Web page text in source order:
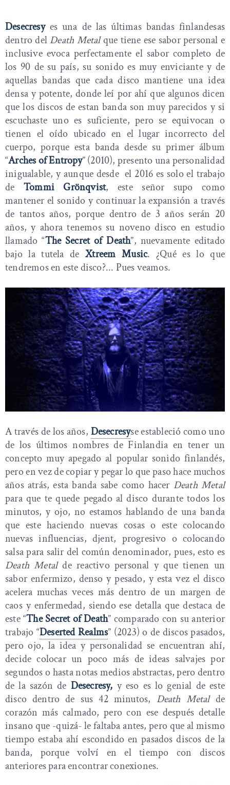
Desecresy es una de las últimas bandas finlandesas
dentro del Death Metalque tiene ese sabor personal e
inclusive evoca perfectamente el sabor completo de
los 90 de su país, su sonido es muy enviciante y de
aquellas bandas que cada disco mantiene una idea
densa y potente, donde leí por ahí que algunos dicen
que los discos de estan banda son muy parecidos y si
escuchaste uno es suficiente, pero se equivocan o
tienen el oído ubicado en el lugar incorrecto del
cuerpo, porque esta banda desde su primer álbum
“Arches of Entropy” (2010), presento una personalidad
inigualable, y aunque desde el 2016 es solo el trabajo
de Tommi Grönqvist, este señor supo como
mantener el sonido y continuar la expansión a través
de tantos años, porque dentro de 3 años serán 20
años, y ahora tenemos su noveno disco en estudio
llamado “The Secret of Death”, nuevamente editado
bajo la tutela deXtreem Music. ¿Qué es lo que
tendremos en este disco?... Pues veamos.
A través de los años, Desecresyse estableció como uno
de los últimos nombres de Finlandia en tener un
concepto muy apegado al popular sonido finlandés,
pero en vez de copiar y pegar lo que paso hace muchos
años atrás, esta banda sabe como hacer Death Metal
para que te quede pegado al disco durante todos los
minutos, y ojo, no estamos hablando de una banda
que este haciendo nuevas cosas o este colocando
nuevas influencias, djent, progresivo o colocando
salsa para salir del común denominador, pues, esto es
Death Metalde reactivo personal y que tienen un
sabor enfermizo, denso y pesado, y esta vez el disco
acelera muchas veces más dentro de un margen de
caos y enfermedad, siendo ese detalla que destaca de
este “The Secret of Death” comparado con su anterior
trabajo “Deserted Realms” (2023) o de discos pasados,
pero ojo, la idea y personalidad se encuentran ahí,
decide colocar un poco más de ideas salvajes por
segundos o hasta notas medios abstractas, pero dentro
de la sazón de Desecresy, y eso es lo genial de este
disco dentro de sus 42 minutos, Death Metal de
corazón más calmado, pero con ese después detalle
insano que -quizá- le faltaba antes, pero que al mismo
tiempo estaba ahí escondido en pasados discos de la
banda, porque volví en el tiempo con discos
anteriores para encontrar conexiones.